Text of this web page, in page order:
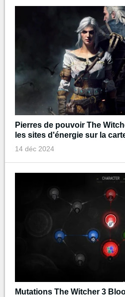
Pierres de pouvoir The
les sites d'énergie sur la
14 déc 2024
Mutations The Witcher 3